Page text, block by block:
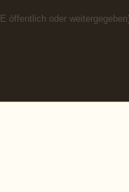
öffentlich oder